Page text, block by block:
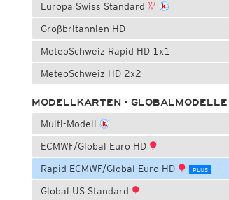
Europa Swiss Standard
Großbritannien HD
MeteoSchweiz Rapid HD 1x1
MeteoSchweiz HD 2x2
MODELLKARTEN - GLOBALMODELLE
Multi-Modell
ECMWF/Global Euro HD
Rapid ECMWF/Global Euro HD
PLUS
Global US Standard